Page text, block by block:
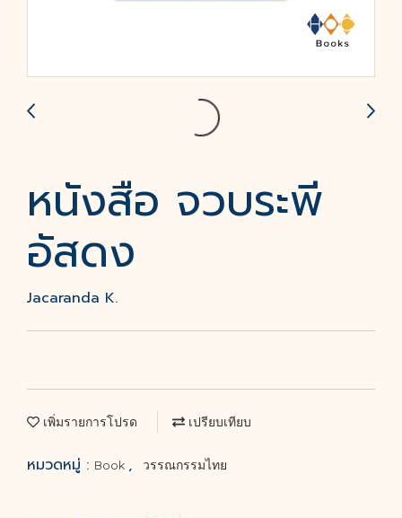
หนังสือ จวบระพี
อัสดง
Jacaranda K.
เพิ่มรายการโปรด เปรียบเทียบ
หมวดหมู่ : Book , วรรณกรรมไทย